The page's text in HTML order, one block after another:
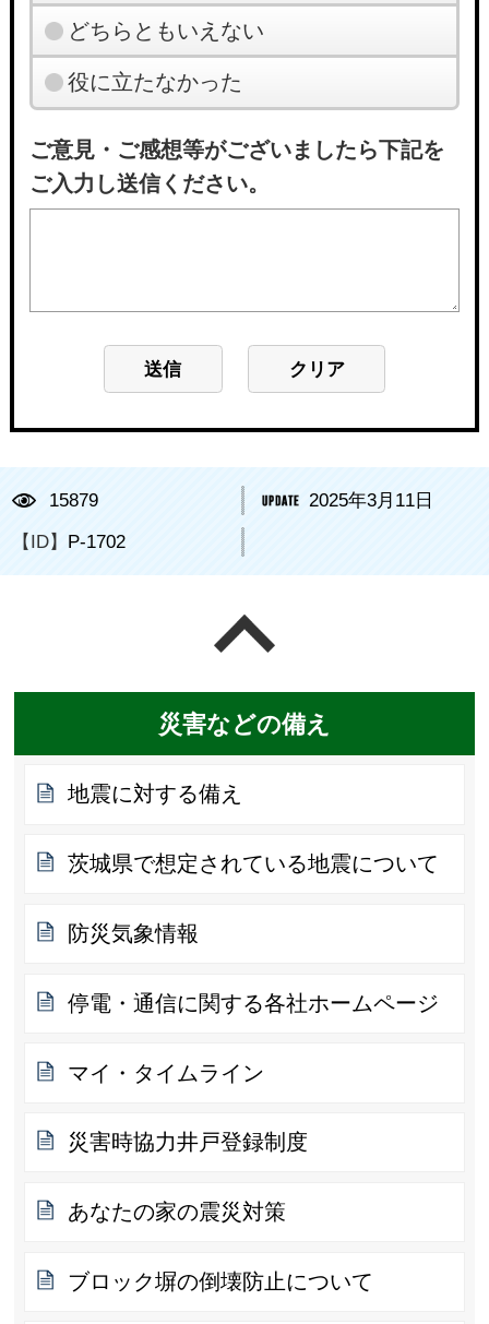
どちらともいえない
役に立たなかった
ご意見・ご感想等がございましたら下記を
ご入力し送信ください。
15879 2025年3月11日
【ID】 P-1702
災害などの備え
地震に対する備え
茨城県で想定されている地震について
防災気象情報
停電・通信に関する各社ホームページ
マイ・タイムライン
災害時協力井戸登録制度
あなたの家の震災対策
ブロック塀の倒壊防止について